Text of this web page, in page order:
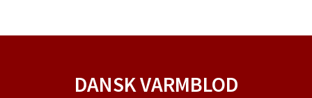
DANSK VARMBLOD